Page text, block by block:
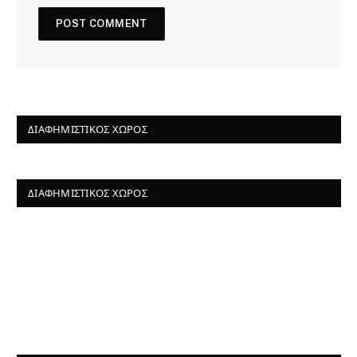
ΔΙΑΦΗΜΙΣΤΙΚΌΣ ΧΏΡΟΣ
ΔΙΑΦΗΜΙΣΤΙΚΌΣ ΧΏΡΟΣ